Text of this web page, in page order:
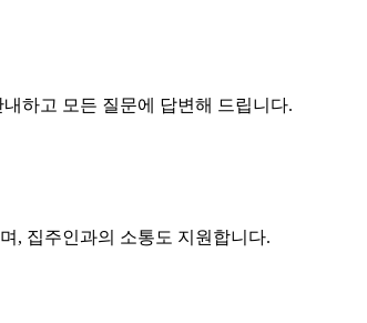
하고 모든 질문에 답변해 드립니다.
, 집주인과의 소통도 지원합니다.